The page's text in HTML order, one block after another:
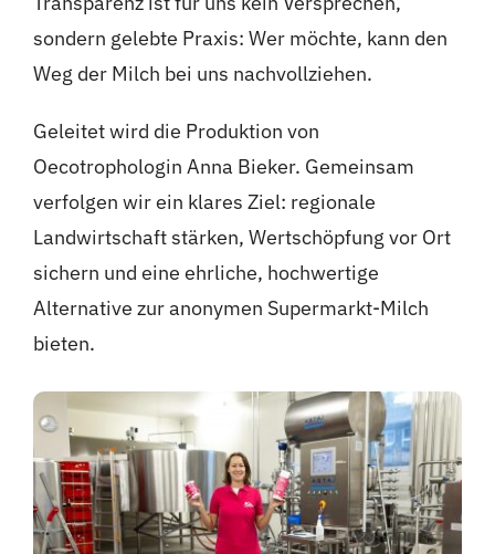
sondern gelebte Praxis: Wer möchte, kann den
Weg der Milch bei uns nachvollziehen.
Geleitet wird die Produktion von
Oecotrophologin Anna Bieker. Gemeinsam
verfolgen wir ein klares Ziel: regionale
Landwirtschaft stärken, Wertschöpfung vor Ort
sichern und eine ehrliche, hochwertige
Alternative zur anonymen Supermarkt-Milch
bieten.